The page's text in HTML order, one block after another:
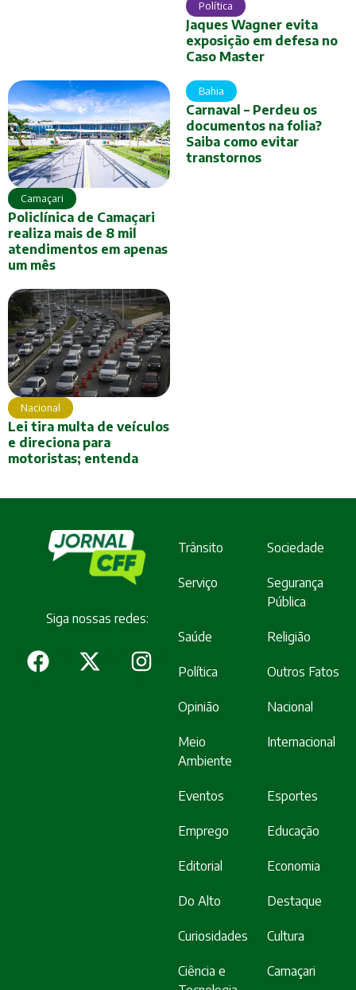
Política
Jaques Wagner evita
exposição em defesa no
Caso Master
Camaçari
Policlínica de Camaçari
realiza mais de 8 mil
atendimentos em apenas
um mês
Bahia
Carnaval – Perdeu os
documentos na folia?
Saiba como evitar
transtornos
Nacional
Lei tira multa de veículos
e direciona para
motoristas; entenda
Siga nossas redes:
Trânsito Sociedade
Serviço
Segurança
Pública
Saúde Religião
Política Outros Fatos
Opinião Nacional
Meio
Ambiente
Internacional
Eventos Esportes
Emprego Educação
Editorial Economia
Do Alto Destaque
Curiosidades Cultura
Ciência e
Camaçari